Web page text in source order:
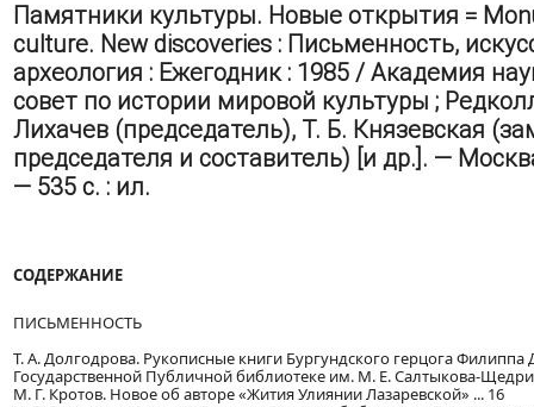
Памятники культуры. Новые открытия =
culture. New discoveries : Письменность,
археология : Ежегодник : 1985 / Академия
совет по истории мировой культуры ;
Лихачев (председатель), Т. Б. Князевская
председателя и составитель) [и др.]. —
— 535 с. : ил.
СОДЕРЖАНИЕ
ПИСЬМЕННОСТЬ
Т. А. Долгодрова. Рукописные книги Бургундского герцога Филиппа
Государственной Публичной библиотеке им. М. Е. Салтыкова-
М. Г. Кротов. Новое об авторе «Жития Улиянии Лазаревской» ... 16